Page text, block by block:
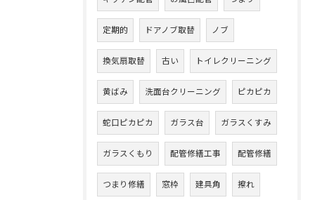
定期的 ドアノブ取替 ノブ
換気扇取替 古い トイレクリーニング
黄ばみ 洗面台クリーニング ピカピカ
蛇口ピカピカ ガラス台 ガラスくすみ
ガラスくもり 配管修繕工事 配管修繕
つまり修繕 窓枠 建具角 擦れ